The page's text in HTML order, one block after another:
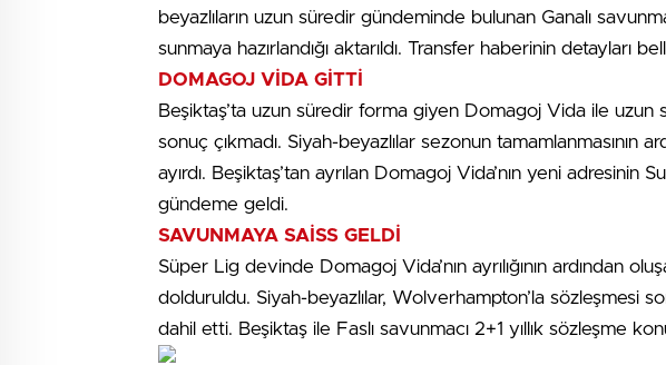
beyazlıların uzun süredir gündeminde bulunan Ganalı
sunmaya hazırlandığı aktarıldı. Transfer haberinin detayları
DOMAGOJ VİDA GİTTİ
Beşiktaş’ta uzun süredir forma giyen Domagoj Vida ile uzun
sonuç çıkmadı. Siyah-beyazlılar sezonun tamamlanmasının
ayırdı. Beşiktaş’tan ayrılan Domagoj Vida’nın yeni adresinin
gündeme geldi.
SAVUNMAYA SAİSS GELDİ
Süper Lig devinde Domagoj Vida’nın ayrılığının ardından
dolduruldu. Siyah-beyazlılar, Wolverhampton’la sözleşmesi
dahil etti. Beşiktaş ile Faslı savunmacı 2+1 yıllık sözleşme